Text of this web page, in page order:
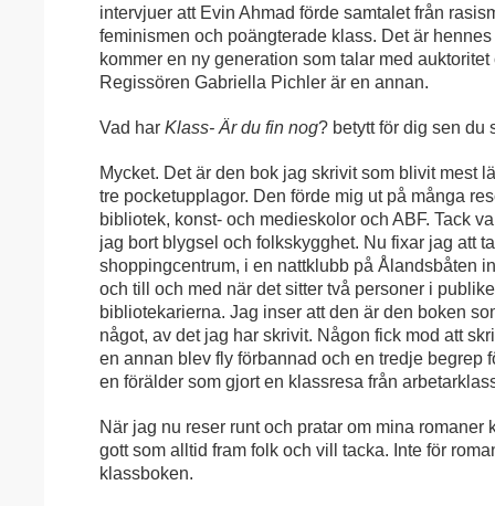
intervjuer att Evin Ahmad förde samtalet från
feminismen och poängterade klass. Det är
kommer en ny generation som talar med auktoritet
Regissören Gabriella Pichler är en annan.
Vad har Klass- Är du fin nog? betytt för dig sen du
Mycket. Det är den bok jag skrivit som blivit mest
tre pocketupplagor. Den förde mig ut på många
bibliotek, konst- och medieskolor och ABF. Tack
jag bort blygsel och folkskygghet. Nu fixar jag att
shoppingcentrum, i en nattklubb på Ålandsbåten
och till och med när det sitter två personer i
bibliotekarierna. Jag inser att den är den boken
något, av det jag har skrivit. Någon fick mod att
en annan blev fly förbannad och en tredje begrep
en förälder som gjort en klassresa från
När jag nu reser runt och pratar om mina romaner
gott som alltid fram folk och vill tacka. Inte för
klassboken.